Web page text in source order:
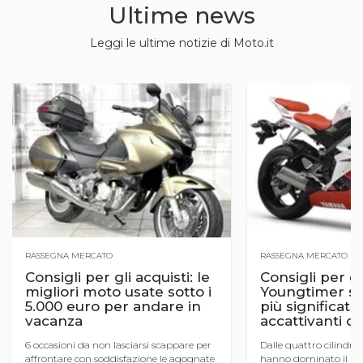
Ultime news
Leggi le ultime notizie di Moto.it
RASSEGNA MERCATO
Consigli per gli acquisti: le
migliori moto usate sotto i
5.000 euro per andare in
vacanza
6 occasioni da non lasciarsi scappare per
affrontare con soddisfazione le agognate
RASSEGNA MERCATO
Consigli per
Youngtimer
più
accattivanti
Dalle quattro cilindri
hanno dominato il